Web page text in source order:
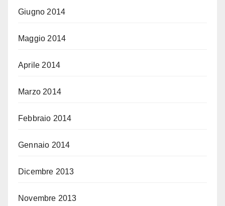
Giugno 2014
Maggio 2014
Aprile 2014
Marzo 2014
Febbraio 2014
Gennaio 2014
Dicembre 2013
Novembre 2013